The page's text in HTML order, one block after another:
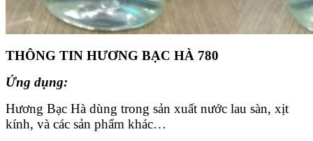
THÔNG TIN HƯƠNG BẠC HÀ 780
Ứng dụng:
Hương Bạc Hà dùng trong sản xuất nước lau sàn, xịt
kính, và các sản phẩm khác…